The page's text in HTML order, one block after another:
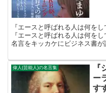
『エースと呼ばれる人は何を
『エースと呼ばれる人は何を
名言をキッカケにビジネス書
偉人(芸能人)の名言集
ー
す